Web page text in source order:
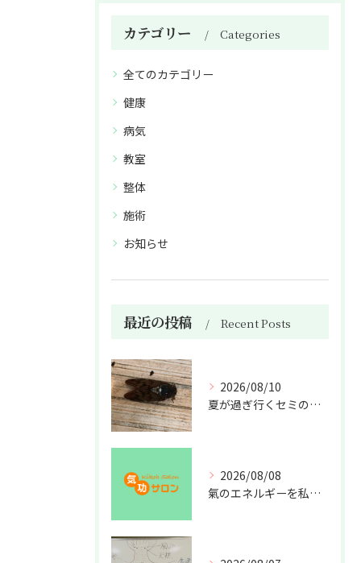
カテゴリー Categories
全てのカテゴリー
健康
病気
教室
整体
施術
お知らせ
最近の投稿 Recent Posts
2026/08/10
夏が過ぎ行くセミの亡骸
2026/08/08
氣のエネルギーを私利私欲のために使うな